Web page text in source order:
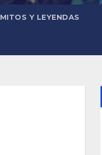
MITOS Y LEYENDAS